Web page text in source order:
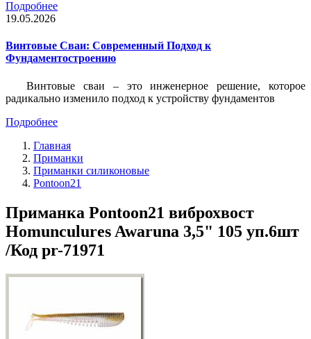
Подробнее
19.05.2026
Винтовые Сваи: Современный Подход к
Фундаментостроению
Винтовые сваи – это инженерное решение, которое
радикально изменило подход к устройству фундаментов
Подробнее
Главная
Приманки
Приманки силиконовые
Pontoon21
Приманка Pontoon21 виброхвост
Homunculures Awaruna 3,5" 105 уп.6шт
/Код pr-71971